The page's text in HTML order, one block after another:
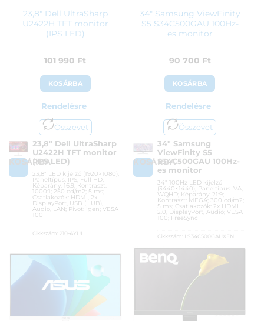
23,8″ Dell UltraSharp
U2422H TFT monitor
(IPS LED)
101 990 Ft
KOSÁRBA
Rendelésre
Összevet
KOSÁRBA
23,8″ Dell UltraSharp
U2422H TFT monitor
(IPS LED)
23,8″ LED kijelző (1920×1080);
Paneltípus: IPS; Full HD;
Képarány: 16:9; Kontraszt:
1000:1; 250 cd/m2; 5 ms;
Csatlakozók: HDMI, 2x
DisplayPort, USB (HUB),
Audio, LAN; Pivot: igen; VESA
100
Cikkszám:
210-AYUI
Gyártó:
ÁFA:27%
34″ Samsung ViewFinity
S5 S34C500GAU 100Hz-
es monitor
90 700 Ft
KOSÁRBA
Rendelésre
Összevet
KOSÁRBA
34″ Samsung
ViewFinity S5
S34C500GAU 100Hz-
es monitor
34″ 100Hz LED kijelző
(3440×1440); Paneltípus: VA;
WQHD; Képarány: 21:9;
Kontraszt: MEGA; 300 cd/m2;
5 ms; Csatlakozók: 2x HDMI
2.0, DisplayPort, Audio; VESA
100; FreeSync
Cikkszám: LS34C500GAUXEN
Kategória:Otthoni és irodai
monitorok
Gyártó:Samsung
24 hónap
Azonosító:
90 700Ft